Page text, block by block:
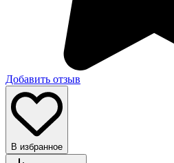
Добавить отзыв
В избранное